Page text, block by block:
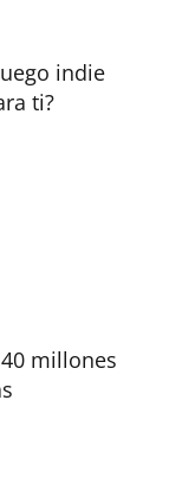
indie
ti?
millones